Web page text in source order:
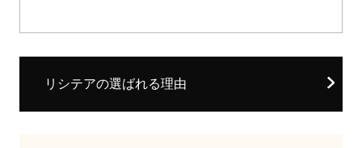
リシテアの選ばれる理由